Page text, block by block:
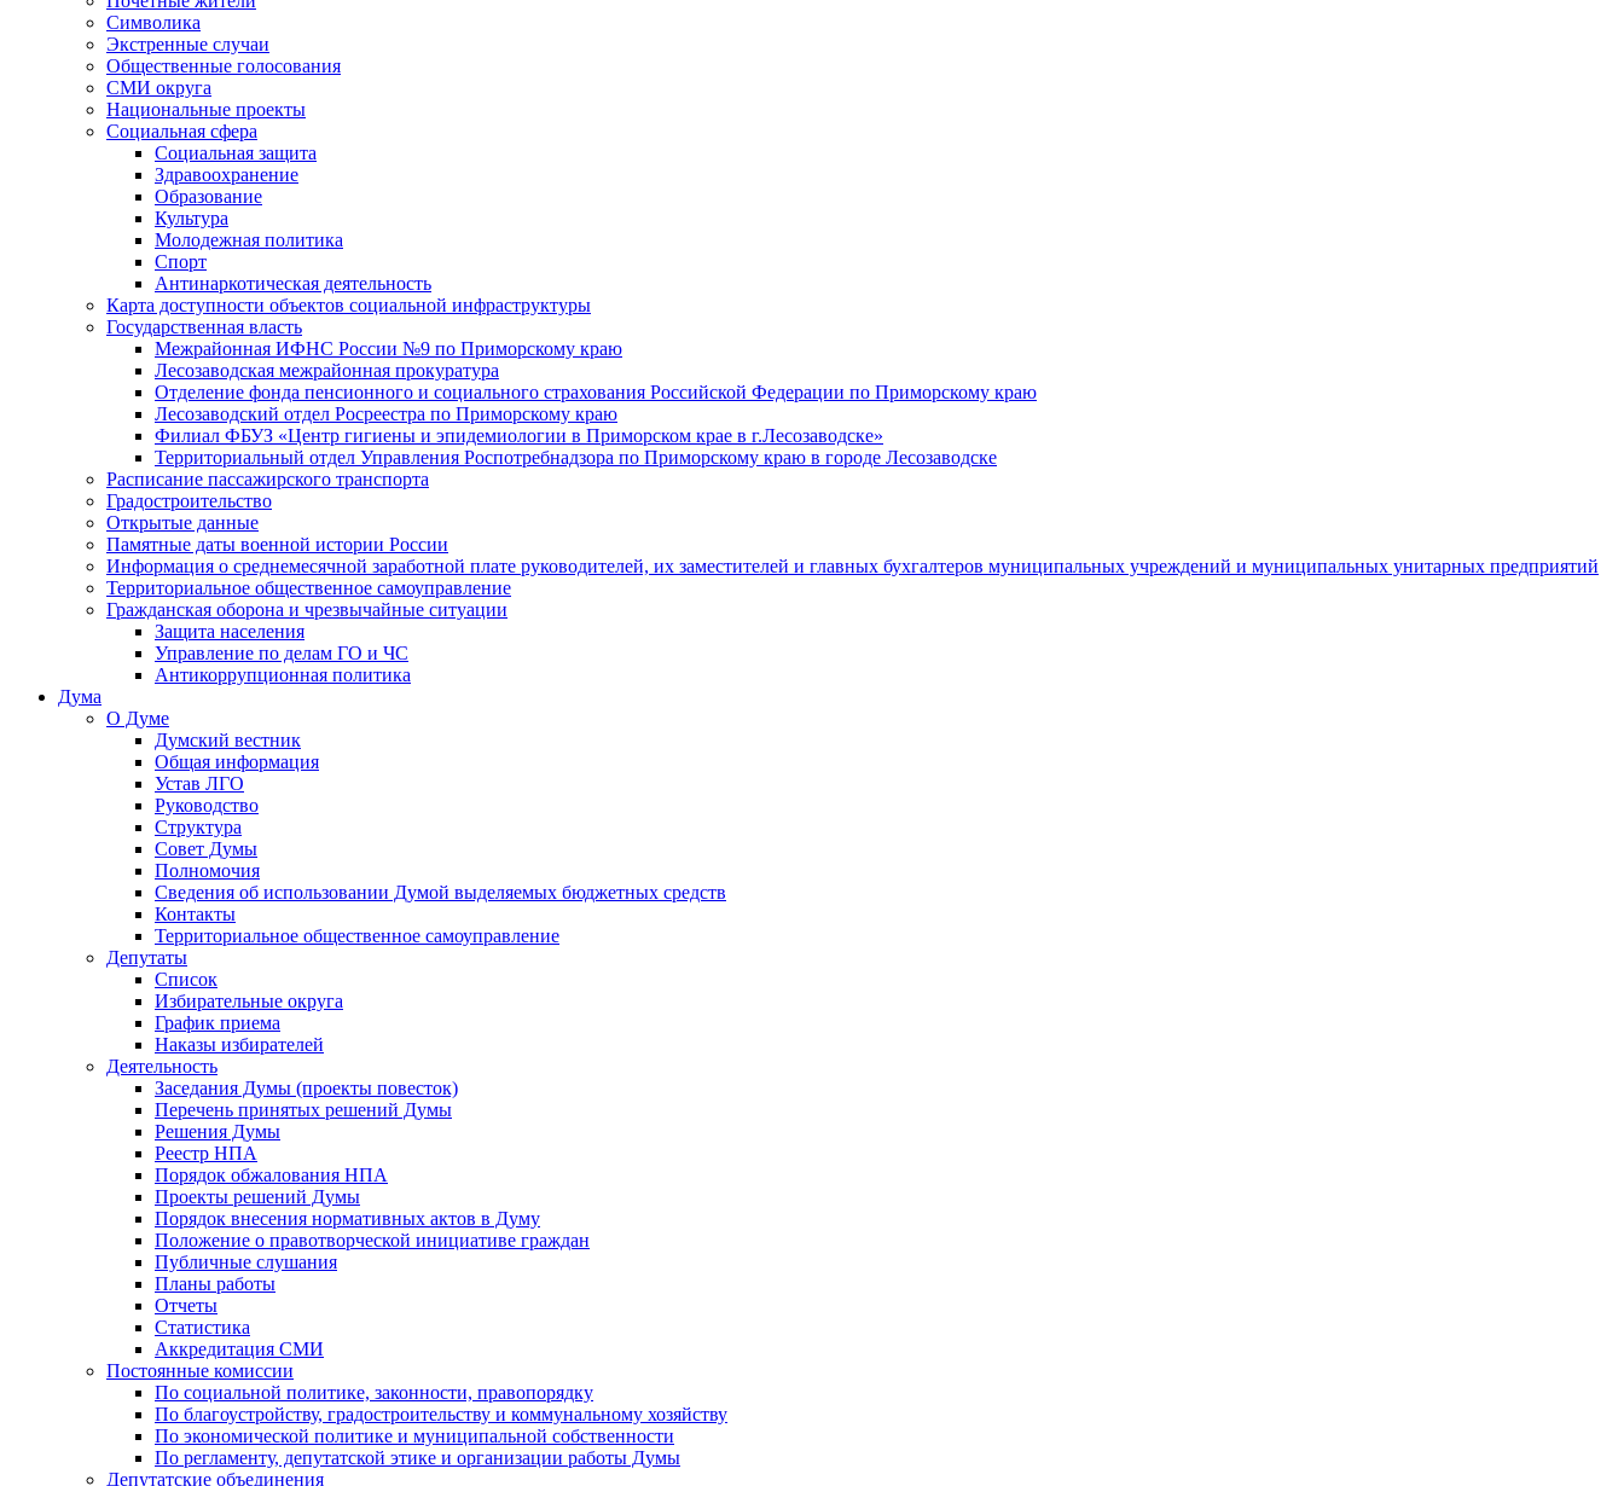
Символика
Экстренные случаи
Общественные голосования
СМИ округа
Национальные проекты
Социальная сфера
Социальная защита
Здравоохранение
Образование
Культура
Молодежная политика
Спорт
Антинаркотическая деятельность
Карта доступности объектов социальной инфраструктуры
Государственная власть
Межрайонная ИФНС России №9 по Приморскому краю
Лесозаводская межрайонная прокуратура
Отделение фонда пенсионного и социального страхования Российской Федерации по Приморскому краю
Лесозаводский отдел Росреестра по Приморскому краю
Филиал ФБУЗ «Центр гигиены и эпидемиологии в Приморском крае в г.Лесозаводске»
Территориальный отдел Управления Роспотребнадзора по Приморскому краю в городе Лесозаводске
Расписание пассажирского транспорта
Градостроительство
Открытые данные
Памятные даты военной истории России
Информация о среднемесячной заработной плате руководителей, их заместителей и главных бухгалтеров муниципальных учреждений и муниципальных унитарных предприятий
Территориальное общественное самоуправление
Гражданская оборона и чрезвычайные ситуации
Защита населения
Управление по делам ГО и ЧС
Антикоррупционная политика
Дума
О Думе
Думский вестник
Общая информация
Устав ЛГО
Руководство
Структура
Совет Думы
Полномочия
Сведения об использовании Думой выделяемых бюджетных средств
Контакты
Территориальное общественное самоуправление
Депутаты
Список
Избирательные округа
График приема
Наказы избирателей
Деятельность
Заседания Думы (проекты повесток)
Перечень принятых решений Думы
Решения Думы
Реестр НПА
Порядок обжалования НПА
Проекты решений Думы
Порядок внесения нормативных актов в Думу
Положение о правотворческой инициативе граждан
Публичные слушания
Планы работы
Отчеты
Статистика
Аккредитация СМИ
Постоянные комиссии
По социальной политике, законности, правопорядку
По благоустройству, градостроительству и коммунальному хозяйству
По экономической политике и муниципальной собственности
По регламенту, депутатской этике и организации работы Думы
Депутатские объединения